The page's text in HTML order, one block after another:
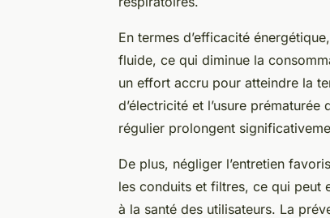
En termes d’efficacité
fluide, ce qui diminue la
un effort accru pour atteindre la
d’électricité et l’usure
régulier prolongent
De plus, négliger l’entretien
les conduits et filtres, ce qui peut
à la santé des utilisateurs. La